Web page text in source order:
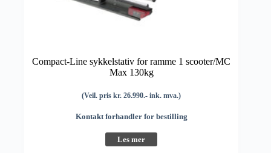
Compact-Line sykkelstativ for ramme 1 scooter/MC
Max 130kg
(Veil. pris kr. 26.990.- ink. mva.)
Kontakt forhandler for bestilling
Les mer